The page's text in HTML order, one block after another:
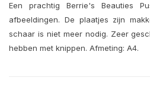
Een prachtig Berrie's Beauties
afbeeldingen. De plaatjes zijn
schaar is niet meer nodig. Zeer
hebben met knippen. Afmeting: A4.